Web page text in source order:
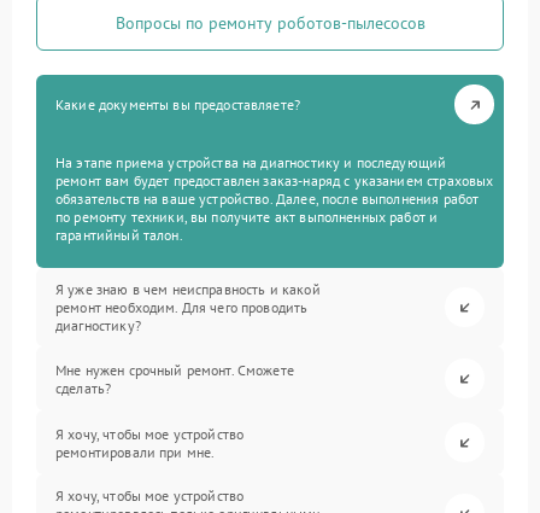
Вопросы по ремонту роботов-пылесосов
Какие документы вы предоставляете?
На этапе приема устройства на диагностику и последующий
ремонт вам будет предоставлен заказ-наряд с указанием страховых
обязательств на ваше устройство. Далее, после выполнения работ
по ремонту техники, вы получите акт выполненных работ и
гарантийный талон.
Я уже знаю в чем неисправность и какой
ремонт необходим. Для чего проводить
диагностику?
Мне нужен срочный ремонт. Сможете
сделать?
Я хочу, чтобы мое устройство
ремонтировали при мне.
Я хочу, чтобы мое устройство